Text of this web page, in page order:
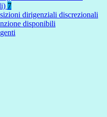
7
dirigenziali discrezionali
disponibili